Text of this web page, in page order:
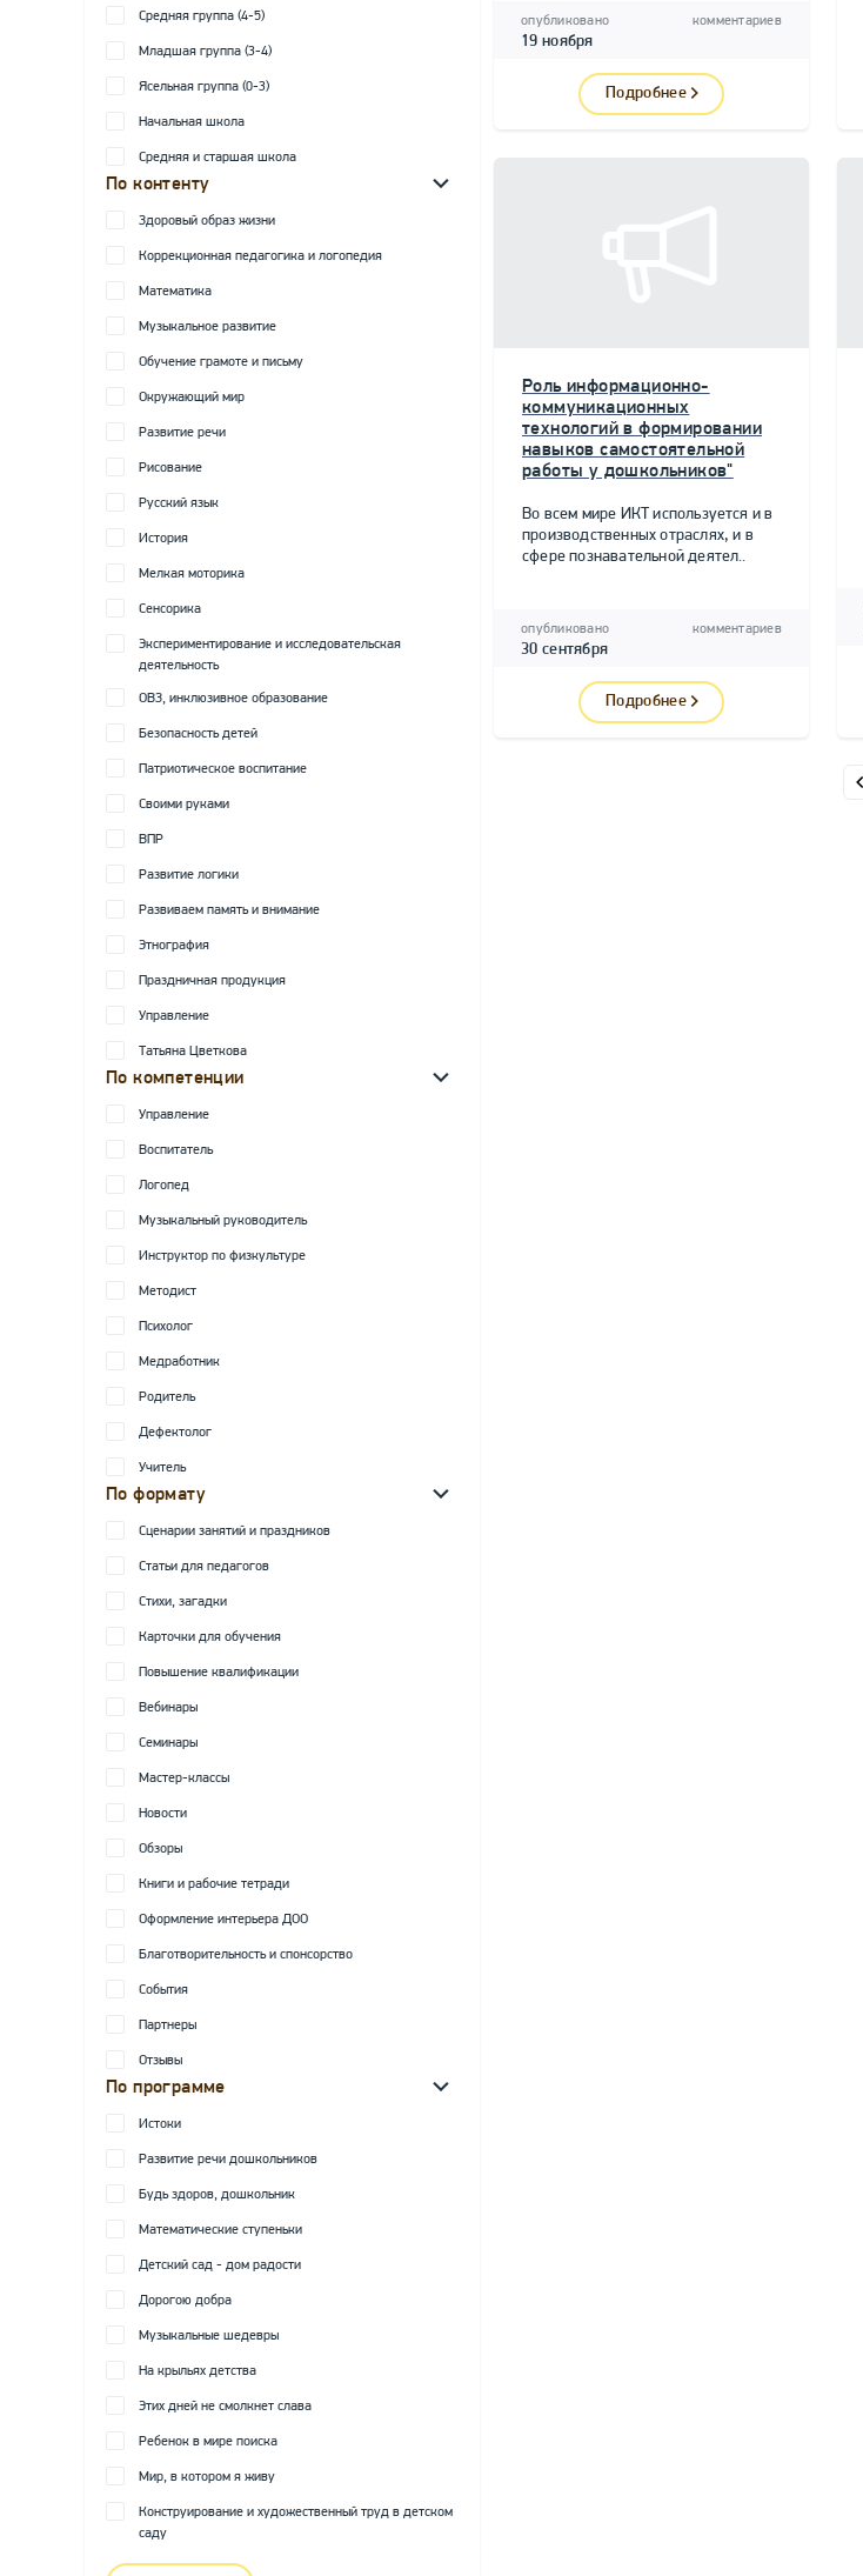
Средняя группа (4-5)
Младшая группа (3-4)
Ясельная группа (0-3)
Начальная школа
Средняя и старшая школа
По контенту
Здоровый образ жизни
Коррекционная педагогика и логопедия
Математика
Музыкальное развитие
Обучение грамоте и письму
Окружающий мир
Развитие речи
Рисование
Русский язык
История
Мелкая моторика
Сенсорика
Экспериментирование и исследовательская
деятельность
ОВЗ, инклюзивное образование
Безопасность детей
Патриотическое воспитание
Своими руками
ВПР
Развитие логики
Развиваем память и внимание
Этнография
Праздничная продукция
Управление
Татьяна Цветкова
По компетенции
Управление
Воспитатель
Логопед
Музыкальный руководитель
Инструктор по физкультуре
Методист
Психолог
Медработник
Родитель
Дефектолог
Учитель
По формату
Сценарии занятий и праздников
Статьи для педагогов
Стихи, загадки
Карточки для обучения
Повышение квалификации
Вебинары
Семинары
Мастер-классы
Новости
Обзоры
Книги и рабочие тетради
Оформление интерьера ДОО
Благотворительность и спонсорство
События
Партнеры
Отзывы
По программе
Истоки
Развитие речи дошкольников
Будь здоров, дошкольник
Математические ступеньки
Детский сад - дом радости
Дорогою добра
Музыкальные шедевры
На крыльях детства
Этих дней не смолкнет слава
Ребенок в мире поиска
Мир, в котором я живу
Конструирование и художественный труд в детском
саду
опубликовано
19 ноября
комментариев
Подробнее
Роль информационно-
коммуникационных
технологий в формировании
навыков самостоятельной
работы у дошкольников"
Во всем мире ИКТ используется и в
производственных отраслях, и в
сфере познавательной деятел..
опубликовано
30 сентября
комментариев
Подробнее